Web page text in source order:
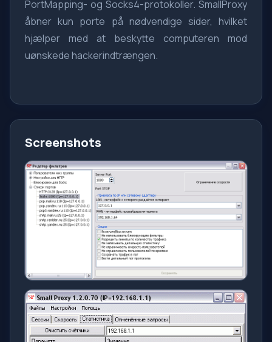
PortMapping- og Socks4-protokoller. SmallProxy
åbner kun porte på nødvendige sider, hvilket
hjælper med at beskytte computeren mod
uønskede hackerindtrængen.
Screenshots